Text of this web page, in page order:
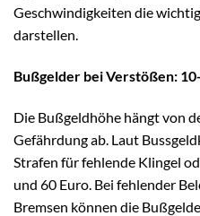
Geschwindigkeiten die
darstellen.
Bußgelder bei Verstößen:
Die Bußgeldhöhe hängt von
Gefährdung ab. Laut
Strafen für fehlende Klingel
und 60 Euro. Bei fehlender
Bremsen können die